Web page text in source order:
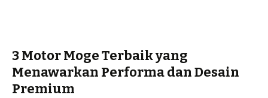
3 Motor Moge Terbaik yang
Menawarkan Performa dan Desain
Premium